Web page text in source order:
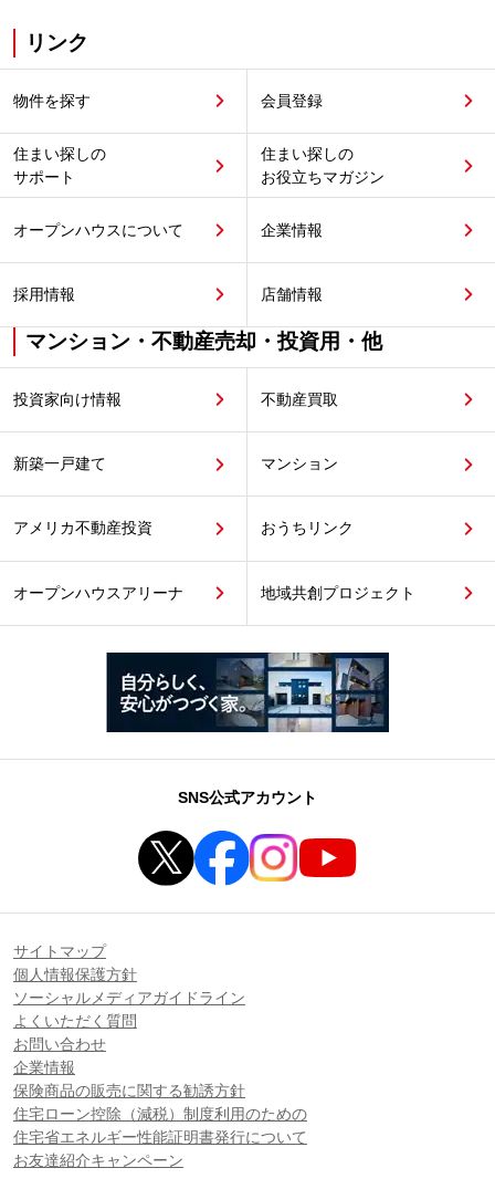
リンク
物件を探す 会員登録
住まい探しの
サポート
住まい探しの
お役立ちマガジン
オープンハウスについて 企業情報
採用情報 店舗情報
マンション・不動産売却・投資用・他
投資家向け情報 不動産買取
新築一戸建て マンション
アメリカ不動産投資 おうちリンク
オープンハウスアリーナ 地域共創プロジェクト
SNS公式アカウント
サイトマップ
個人情報保護方針
ソーシャルメディアガイドライン
よくいただく質問
お問い合わせ
企業情報
保険商品の販売に関する勧誘方針
住宅ローン控除（減税）制度利用のための
住宅省エネルギー性能証明書発行について
お友達紹介キャンペーン